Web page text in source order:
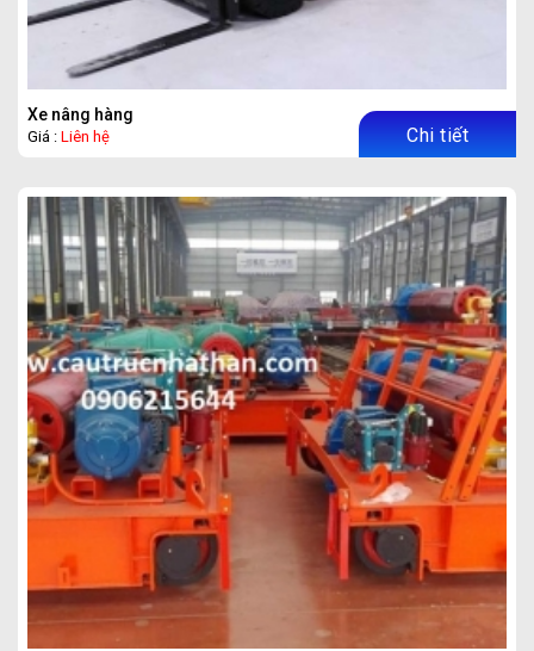
Xe nâng hàng
Giá : Liên hệ Chi tiết